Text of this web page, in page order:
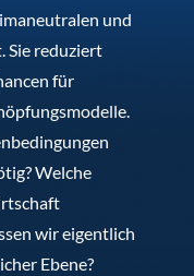
und
Sie reduziert
für
Welche
wir eigentlich
Ebene?